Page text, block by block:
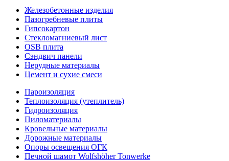
Железобетонные изделия
Пазогребневые плиты
Гипсокартон
Стекломагниевый лист
OSB плита
Сэндвич панели
Нерудные материалы
Цемент и сухие смеси
Пароизоляция
Теплоизоляция (утеплитель)
Гидроизоляция
Пиломатериалы
Кровельные материалы
Дорожные материалы
Опоры освещения ОГК
Печной шамот Wolfshöher Tonwerke